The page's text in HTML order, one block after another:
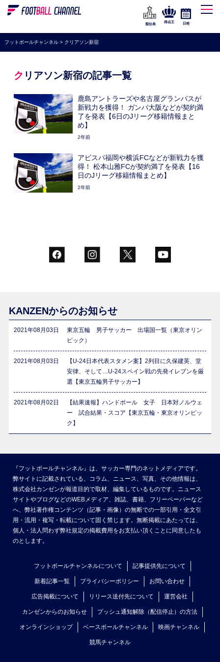
WEリーグ
海外サッカー
プレミアリーグ
ラ・リーガ
ブンデスリーガ
UEFA
ナショナルチーム
高校サッカー
動画
順位表
得点王 日程
フットボールチャンネル> クリアソン新宿
クリアソン新宿の記事一覧
鹿島アントラーズや名古屋グランパスが
新戦力を獲得！ ガンバ大阪などが契約満
了を発表【6日のJリーグ移籍情報まと
め】
2年前
アビスパ福岡や横浜FCなどが新戦力を獲
得！ 松本山雅FCが契約満了を発表【16
日のJリーグ移籍情報まとめ】
2年前
KANZENからのお知らせ
2021年08月03日
東京五輪 男子サッカー 出場国一覧（東京オリン
ピック）
2021年08月03日
【U-24日本代表スタメン案】2列目に久保建英、堂
安律、そして…U-24スペイン戦の先発イレブンを厳
選【東京五輪男子サッカー】
2021年08月02日
【結果速報】ハンドボール 女子 日本対ノルウェ
ー 試合結果・スコア【東京五輪・東京オリンピッ
ク】
『フットボールチャンネル』は、サッカー専門のネットメディアです。
弊サイトに記載されている、コラム、ニュース、写真、その他情報は、
株式会社カンゼンが報道目的で取材、編集しているものです。ニュース
サイトやブログなどのWEBメディア、雑誌、書籍、フリーペーパーなど
へ、弊社著作権コンテンツ（記事・画像）の無断での一部引用・全文引
用・流用・複写・転載について固く禁じます。無断掲載にあたっては、
個人・法人問わず弊社規定の掲載費用をお支払い頂くことに同意したも
のとします。
フットボールチャンネルについて 記事提供先について
新着記事一覧 プライバシーポリシー お問い合わせ
広告掲載について リリース送付先について 運営会社
カンゼンからのお知らせ プッシュ通知解除（配信停止）の方法
オンラインショップ ベースボールチャンネル 映画チャンネル
競馬チャンネル